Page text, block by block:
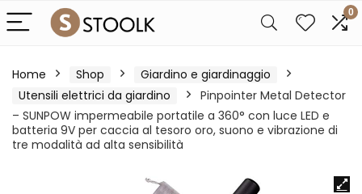
0
Home Shop
Giardino e giardinaggio
Utensili elettrici da giardino
Pinpointer Metal Detector
– SUNPOW impermeabile portatile a 360° con luce LED e
batteria 9V per caccia al tesoro oro, suono e vibrazione di
tre modalità ad alta sensibilità